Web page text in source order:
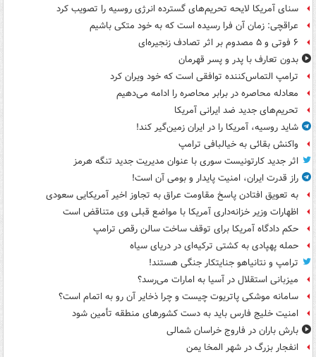
سنای آمریکا لایحه تحریم‌های گسترده انرژی روسیه را تصویب کرد
عراقچی: زمان آن فرا رسیده است که به خود متکی باشیم
۶ فوتی و ۵ مصدوم بر اثر تصادف زنجیره‌ای
بدون تعارف با پدر و پسر قهرمان
ترامپ التماس‌کننده توافقی است که خود ویران کرد
معادله محاصره در برابر محاصره را ادامه می‌دهیم
تحریم‌های جدید ضد ایرانی آمریکا
شاید روسیه، آمریکا را در ایران زمین‌گیر کند!
واکنش بقائی به خیالبافی ترامپ
اثر جدید کارتونیست سوری با عنوان مدیریت جدید تنگه هرمز
راز قدرت ایران، امنیت پایدار و بومی آن است!
به تعویق افتادن پاسخ مقاومت عراق به تجاوز اخیر آمریکایی سعودی
اظهارات وزیر خزانه‌داری آمریکا با مواضع قبلی وی متناقض است
حکم دادگاه آمریکا برای توقف ساخت سالن رقص ترامپ
حمله پهپادی به کشتی ترکیه‌ای در دریای سیاه
ترامپ و نتانیاهو جنایتکار جنگی هستند!
میزبانی استقلال در آسیا به امارات می‌رسد؟
سامانه موشکی پاتریوت چیست و چرا ذخایر آن رو به اتمام است؟
امنیت خلیج فارس باید به دست کشورهای منطقه تأمین شود
بارش باران در فاروج خراسان شمالی
انفجار بزرگ در شهر المخا یمن